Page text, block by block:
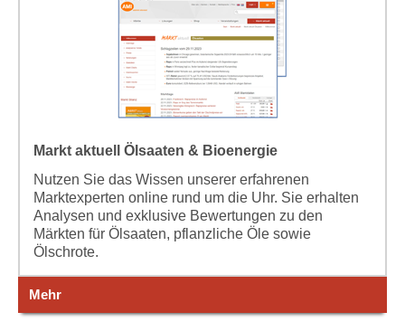
Markt aktuell Ölsaaten & Bioenergie
Nutzen Sie das Wissen unserer erfahrenen
Marktexperten online rund um die Uhr. Sie erhalten
Analysen und exklusive Bewertungen zu den
Märkten für Ölsaaten, pflanzliche Öle sowie
Ölschrote.
Mehr